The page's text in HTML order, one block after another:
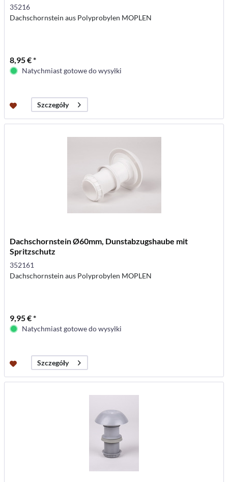
35216
Dachschornstein aus Polyprobylen MOPLEN
8,95 € *
Natychmiast gotowe do wysyłki
Szczegóły
Dachschornstein Ø60mm, Dunstabzugshaube mit
Spritzschutz
352161
Dachschornstein aus Polyprobylen MOPLEN
9,95 € *
Natychmiast gotowe do wysyłki
Szczegóły